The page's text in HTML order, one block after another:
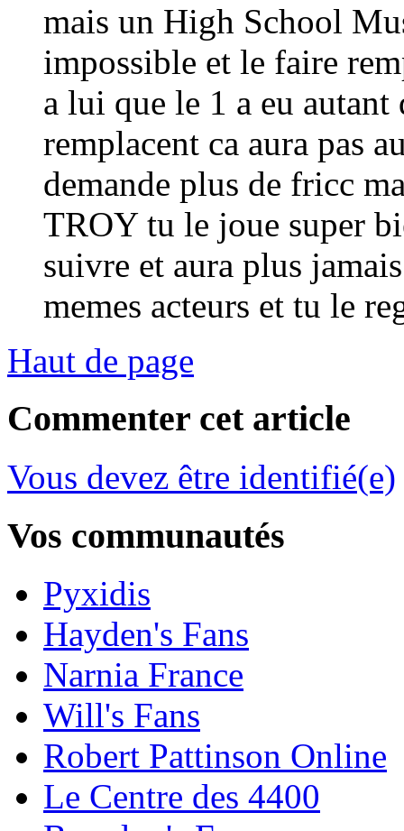
mais un High School
impossible et le faire
a lui que le 1 a eu autant
remplacent ca aura pas
demande plus de fricc
TROY tu le joue super
suivre et aura plus
memes acteurs et tu le
Haut de page
Commenter cet article
Vous devez être identifié(e)
Vos communautés
Pyxidis
Hayden's Fans
Narnia France
Will's Fans
Robert Pattinson Online
Le Centre des 4400